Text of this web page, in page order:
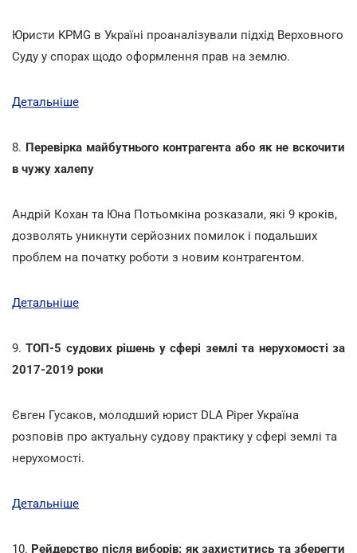
Юристи KPMG в Україні проаналізували підхід Верховного
Суду у спорах щодо оформлення прав на землю.
Детальніше
8. Перевірка майбутнього контрагента або як не вскочити
в чужу халепу
Андрій Кохан та Юна Потьомкіна розказали, які 9 кроків,
дозволять уникнути серйозних помилок і подальших
проблем на початку роботи з новим контрагентом.
Детальніше
9.ТОП-5 судових рішень у сфері землі та нерухомості за
2017-2019 роки
Євген Гусаков, молодший юрист DLA Piper Україна
розповів про актуальну судову практику у сфері землі та
нерухомості.
Детальніше
10. Рейдерство після виборів: як захиститись та зберегти